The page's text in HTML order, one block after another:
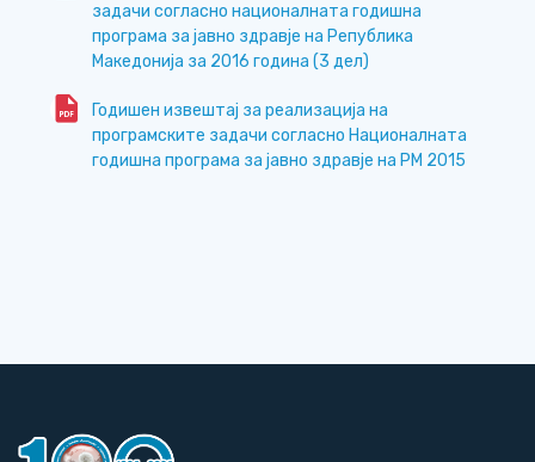
задачи согласно националната годишна
програма за јавно здравје на Република
Македонија за 2016 година (3 дел)
Годишен извештај за реализација на
програмските задачи согласно Националната
годишна програма за јавно здравје на РМ 2015